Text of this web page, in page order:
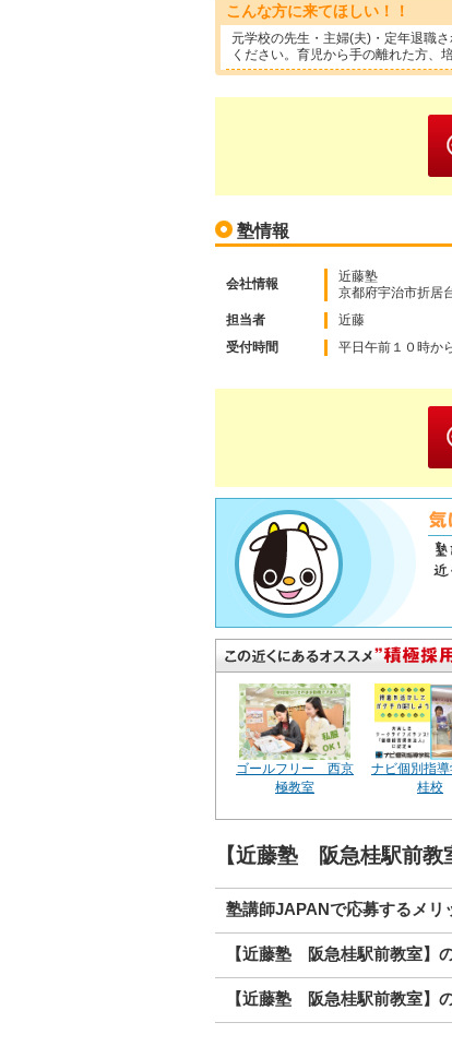
こんな方に来てほしい！！
元学校の先生・主婦(夫)・定年退職
ください。育児から手の離れた方、
塾情報
会社情報
近藤塾
京都府宇治市折居
担当者 近藤
受付時間 平日午前１０時か
ゴールフリー 西京
極教室
ナビ個別指
桂校
【近藤塾 阪急桂駅前教
塾講師JAPANで応募するメリ
【近藤塾 阪急桂駅前教室】
【近藤塾 阪急桂駅前教室】